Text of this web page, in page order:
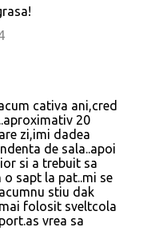
cativa ani,cred
20
zi,imi dadea
de sala..apoi
si a trebuit sa
sapt la pat..mi se
stiu dak
folosit sveltcola
vrea sa